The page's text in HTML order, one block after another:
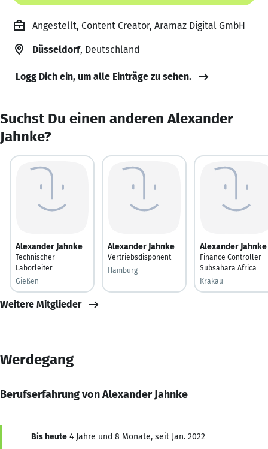
Angestellt, Content Creator, Aramaz Digital GmbH
Düsseldorf, Deutschland
Logg Dich ein, um alle Einträge zu sehen.
Suchst Du einen anderen Alexander
Jahnke?
Alexander Jahnke
Technischer
Laborleiter
Gießen
Alexander Jahnke
Vertriebsdisponent
Hamburg
Alexander Jahnke
Finance Controller -
Subsahara Africa
Krakau
Weitere Mitglieder
Werdegang
Berufserfahrung von Alexander Jahnke
Bis heute 4 Jahre und 8 Monate, seit Jan. 2022